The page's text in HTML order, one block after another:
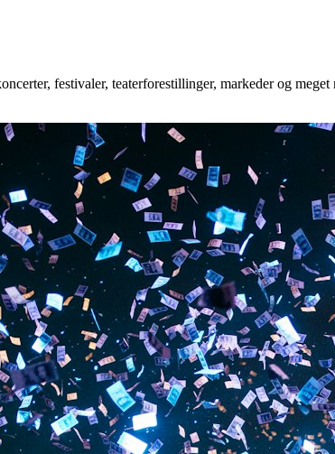
festivaler, teaterforestillinger, markeder og